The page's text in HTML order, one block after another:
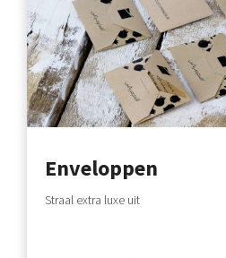
Enveloppen
Straal extra luxe uit